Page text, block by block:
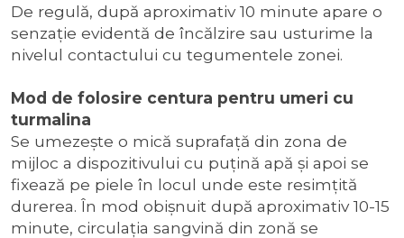
De regulă, după aproximativ 10 minute apare o
senzaţie evidentă de încălzire sau usturime la
nivelul contactului cu tegumentele zonei.
Mod de folosire centura pentru umeri cu
turmalina
Se umezeşte o mică suprafață din zona de
mijloc a dispozitivului cu puţină apă şi apoi se
fixează pe piele în locul unde este resimţită
durerea. În mod obişnuit după aproximativ 10-15
minute, circulaţia sangvină din zonă se